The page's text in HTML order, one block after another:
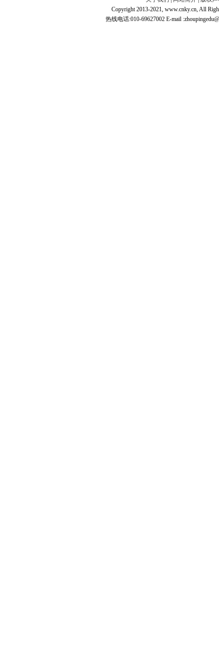
Copyright 2013-2021, www.cnky.cn, All
热线电话:010-69627002 E-mail